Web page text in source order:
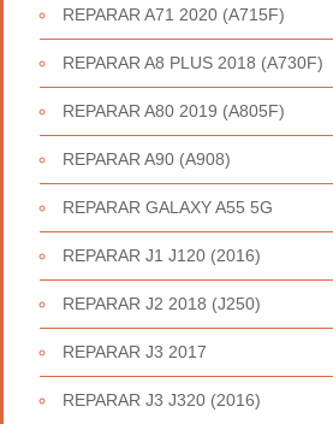
REPARAR A71 2020 (A715F)
REPARAR A8 PLUS 2018 (A730F)
REPARAR A80 2019 (A805F)
REPARAR A90 (A908)
REPARAR GALAXY A55 5G
REPARAR J1 J120 (2016)
REPARAR J2 2018 (J250)
REPARAR J3 2017
REPARAR J3 J320 (2016)